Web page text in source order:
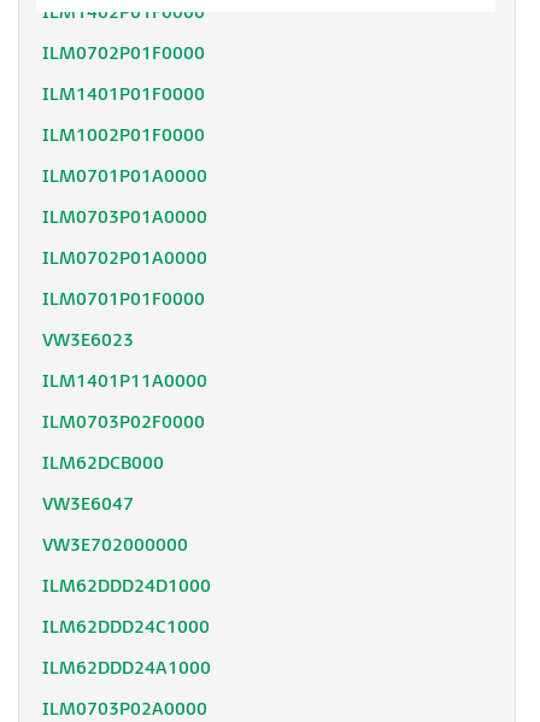
ILM1402P01F0000
ILM0702P01F0000
ILM1401P01F0000
ILM1002P01F0000
ILM0701P01A0000
ILM0703P01A0000
ILM0702P01A0000
ILM0701P01F0000
VW3E6023
ILM1401P11A0000
ILM0703P02F0000
ILM62DCB000
VW3E6047
VW3E702000000
ILM62DDD24D1000
ILM62DDD24C1000
ILM62DDD24A1000
ILM0703P02A0000